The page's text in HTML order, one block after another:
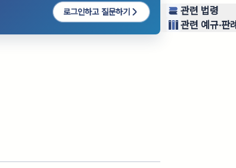
로그인하고 질문하기 관련 법령
관련 예규·판례